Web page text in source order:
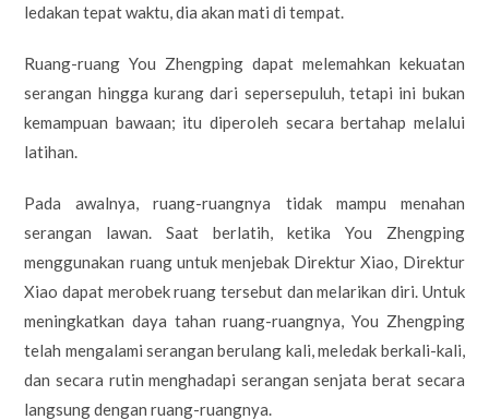
ledakan tepat waktu, dia akan mati di tempat.
Ruang-ruang You Zhengping dapat melemahkan kekuatan
serangan hingga kurang dari sepersepuluh, tetapi ini bukan
kemampuan bawaan; itu diperoleh secara bertahap melalui
latihan.
Pada awalnya, ruang-ruangnya tidak mampu menahan
serangan lawan. Saat berlatih, ketika You Zhengping
menggunakan ruang untuk menjebak Direktur Xiao, Direktur
Xiao dapat merobek ruang tersebut dan melarikan diri. Untuk
meningkatkan daya tahan ruang-ruangnya, You Zhengping
telah mengalami serangan berulang kali, meledak berkali-kali,
dan secara rutin menghadapi serangan senjata berat secara
langsung dengan ruang-ruangnya.